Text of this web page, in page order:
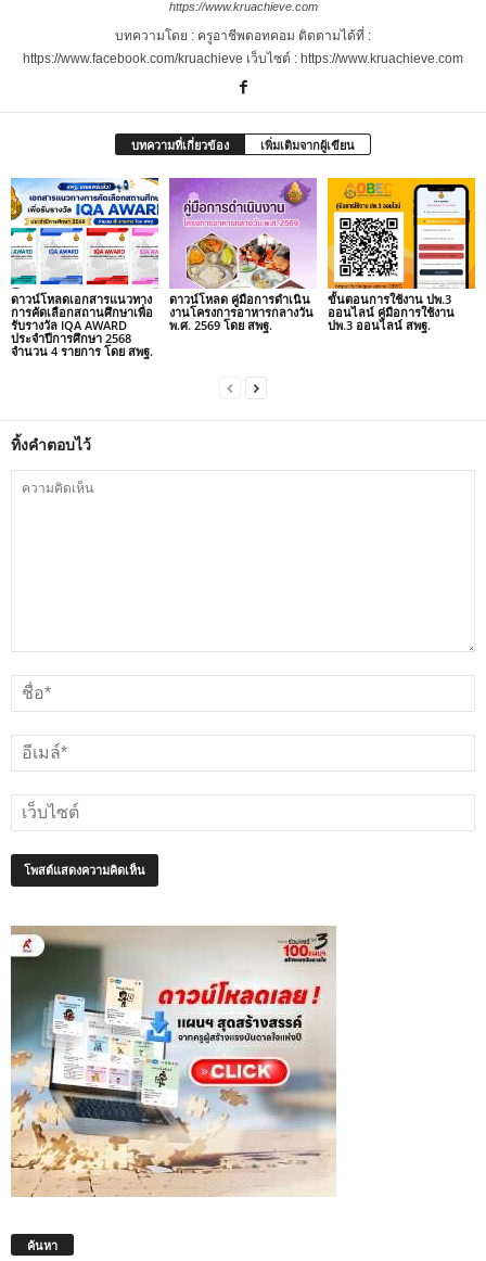
https://www.kruachieve.com
บทความโดย : ครูอาชีพดอทคอม ติดตามได้ที่ :
https://www.facebook.com/kruachieve เว็บไซต์ : https://www.kruachieve.com
บทความที่เกี่ยวข้อง เพิ่มเติมจากผู้เขียน
ดาวน์โหลดเอกสารแนวทาง
การคัดเลือกสถานศึกษาเพื่อ
รับรางวัล IQA AWARD
ประจำปีการศึกษา 2568
จำนวน 4 รายการ โดย สพฐ.
ดาวน์โหลด คู่มือการดำเนิน
งานโครงการอาหารกลางวัน
พ.ศ. 2569 โดย สพฐ.
ขั้นตอนการใช้งาน ปพ.3
ออนไลน์ คู่มือการใช้งาน
ปพ.3 ออนไลน์ สพฐ.
ทิ้งคำตอบไว้
ค้นหา